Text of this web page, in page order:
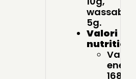
wassabi
5g.
Valori
168.5